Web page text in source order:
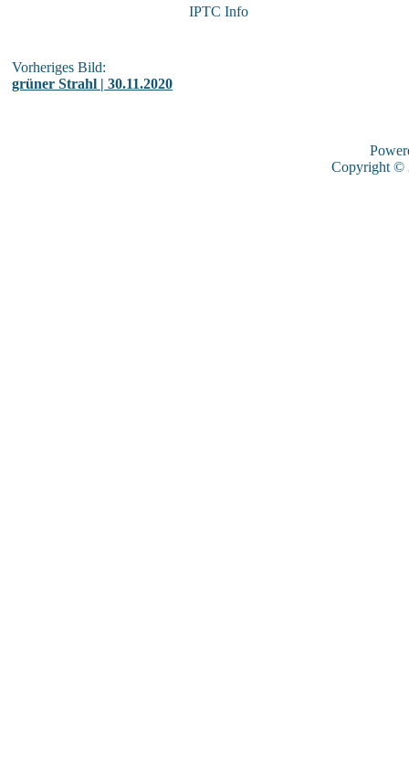
IPTC Info
Vorheriges Bild:
grüner Strahl | 30.11.2020
Copyright ©